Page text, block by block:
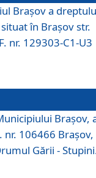
Brașov a
în Brașov str.
nr. 129303-C1-U3
Braşov,
nr. 106466 Brașov,
Gării -